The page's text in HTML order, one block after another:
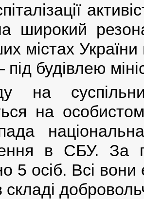
широкий
містах
будівлею
на
на
в СБУ. За
5 осіб. Всі
складі